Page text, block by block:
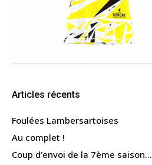
Articles récents
Foulées Lambersartoises
Au complet !
Coup d’envoi de la 7ème saison…